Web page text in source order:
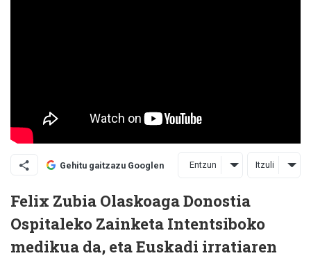
Gehitu gaitzazu Googlen Entzun Itzuli
Felix Zubia Olaskoaga Donostia
Ospitaleko Zainketa Intentsiboko
medikua da, eta Euskadi irratiaren